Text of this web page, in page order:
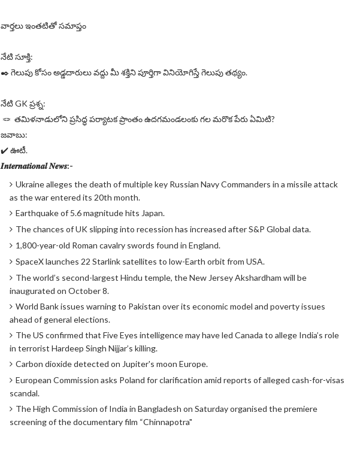
వార్తలు ఇంతటితో సమాప్తం
నేటి సూక్తి:
✒️ గెలుపు కోసం అడ్డదారులు వద్దు మీ శక్తిని పూర్తిగా వినియోగిస్తే గెలుపు తథ్యం.
నేటి GK ప్రశ్న:
🪢 తమిళనాడులోని ప్రసిద్ధ పర్యాటక ప్రాంతం ఉదగమండలంకు గల మరొక పేరు ఏమిటి?
జవాబు:
✔️ ఊటీ.
𝑰𝒏𝒕𝒆𝒓𝒏𝒂𝒕𝒊𝒐𝒏𝒂𝒍 𝑵𝒆𝒘𝒔:-
Ukraine alleges the death of multiple key Russian Navy Commanders in a missile attack
as the war entered its 20th month.
Earthquake of 5.6 magnitude hits Japan.
The chances of UK slipping into recession has increased after S&P Global data.
1,800-year-old Roman cavalry swords found in England.
SpaceX launches 22 Starlink satellites to low-Earth orbit from USA.
The world’s second-largest Hindu temple, the New Jersey Akshardham will be
inaugurated on October 8.
World Bank issues warning to Pakistan over its economic model and poverty issues
ahead of general elections.
The US confirmed that Five Eyes intelligence may have led Canada to allege India’s role
in terrorist Hardeep Singh Nijjar’s killing.
Carbon dioxide detected on Jupiter's moon Europe.
European Commission asks Poland for clarification amid reports of alleged cash-for-visas
scandal.
The High Commission of India in Bangladesh on Saturday organised the premiere
screening of the documentary film “Chinnapotra"